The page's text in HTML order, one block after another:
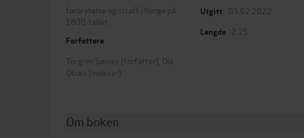
forbrytelse og straff i Norge på
1800-tallet
Forfattere
Torgrim Sørnes (forfatter), Ola
Otnes (innleser)
Utgitt 03.02.2022
Lengde 2:25
Om boken